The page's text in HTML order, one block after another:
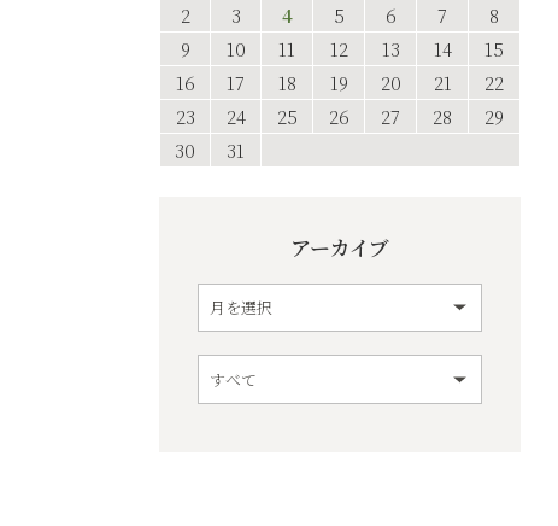
2
3 4 5 6 7
8
9
10 11 12 13 14
15
16
17 18 19 20 21
22
23
24 25 26 27 28
29
30
31
アーカイブ